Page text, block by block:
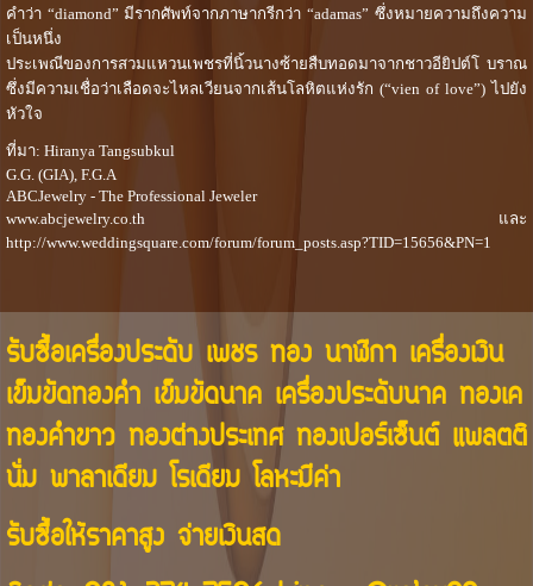
คำว่า “diamond” มีรากศัพท์จากภาษากรีกว่า “adamas” ซึ่งหมายความถึงความ
เป็นหนึ่ง
ประเพณีของการสวมแหวนเพชรที่นิ้วนางซ้ายสืบทอดมาจากชาวอียิปต์โ บราณ
ซึ่งมีความเชื่อว่าเลือดจะไหลเวียนจากเส้นโลหิตแห่งรัก (“vien of love”) ไปยัง
หัวใจ
ที่มา: Hiranya Tangsubkul
G.G. (GIA), F.G.A
ABCJewelry - The Professional Jeweler
www.abcjewelry.co.th และ
http://www.weddingsquare.com/forum/forum_posts.asp?TID=15656&PN=1
รับซื้อเครื่องประดับ เพชร ทอง นาฬิกา เครื่องเงิน
เข็มขัดทองคำ เข็มขัดนาค เครื่องประดับนาค ทองเค
ทองคำขาว ทองต่างประเทศ ทองเปอร์เซ็นต์ แพลตติ
นั่ม พาลาเดียม โรเดียม โลหะมีค่า
รับซื้อให้ราคาสูง จ่ายเงินสด